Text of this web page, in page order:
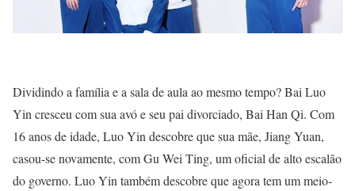
Dividindo a família e a sala de aula ao mesmo tempo? Bai Luo
Yin cresceu com sua avó e seu pai divorciado, Bai Han Qi. Com
16 anos de idade, Luo Yin descobre que sua mãe, Jiang Yuan,
casou-se novamente, com Gu Wei Ting, um oficial de alto escalão
do governo. Luo Yin também descobre que agora tem um meio-